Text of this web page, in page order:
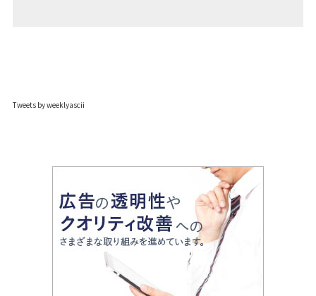
Tweets by weeklyascii